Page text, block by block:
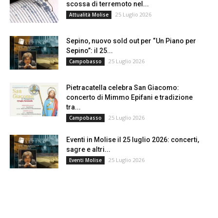
scossa di terremoto nel...
Attualità Molise 25 Luglio 2026
Sepino, nuovo sold out per “Un Piano per
Sepino”: il 25...
Campobasso 25 Luglio 2026
Pietracatella celebra San Giacomo:
concerto di Mimmo Epifani e tradizione
tra...
Campobasso 25 Luglio 2026
Eventi in Molise il 25 luglio 2026: concerti,
sagre e altri...
Eventi Molise 25 Luglio 2026